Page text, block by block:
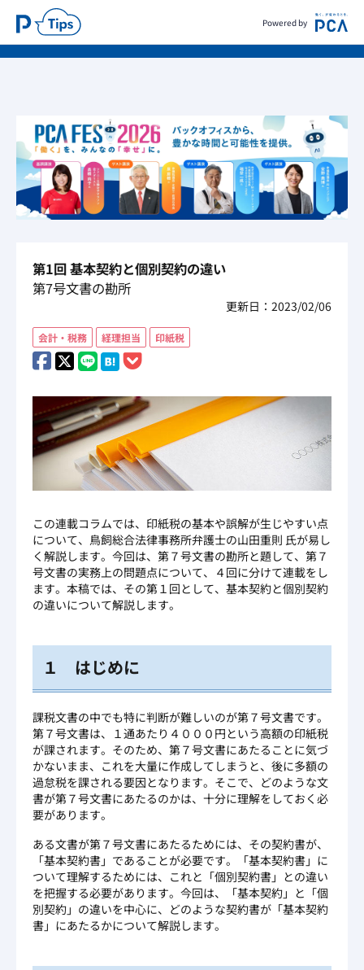
Powered by
第1回 基本契約と個別契約の違い
第7号文書の勘所
更新日：2023/02/06
会計・税務 経理担当 印紙税
この連載コラムでは、印紙税の基本や誤解が生じやすい点
について、鳥飼総合法律事務所弁護士の山田重則 氏が易し
く解説します。今回は、第７号文書の勘所と題して、第７
号文書の実務上の問題点について、４回に分けて連載をし
ます。本稿では、その第１回として、基本契約と個別契約
の違いについて解説します。
１ はじめに
課税文書の中でも特に判断が難しいのが第７号文書です。
第７号文書は、１通あたり４０００円という高額の印紙税
が課されます。そのため、第７号文書にあたることに気づ
かないまま、これを大量に作成してしまうと、後に多額の
過怠税を課される要因となります。そこで、どのような文
書が第７号文書にあたるのかは、十分に理解をしておく必
要があります。
ある文書が第７号文書にあたるためには、その契約書が、
「基本契約書」であることが必要です。「基本契約書」に
ついて理解するためには、これと「個別契約書」との違い
を把握する必要があります。今回は、「基本契約」と「個
別契約」の違いを中心に、どのような契約書が「基本契約
書」にあたるかについて解説します。